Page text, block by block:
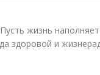
жизнь
здоровой и